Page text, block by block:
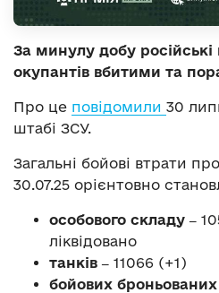
За минулу добу російські
окупантів вбитими та
Про це повідомили 30
штабі ЗСУ.
Загальні бойові втрати
30.07.25 орієнтовно
особового складу ‒
ліквідовано
танків ‒ 11066 (+1)
бойових